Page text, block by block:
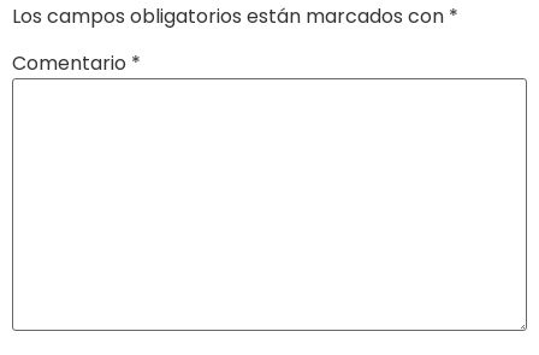
Los campos obligatorios están marcados con *
Comentario *